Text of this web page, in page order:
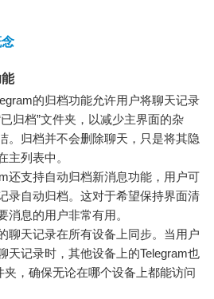
的归档功能允许用户将聊天记录
归档”文件夹，以减少主界面的杂
。归档并不会删除聊天，只是将其隐
主列表中。
还支持自动归档新消息功能，用户可
录自动归档。这对于希望保持界面清
消息的用户非常有用。
聊天记录在所有设备上同步。当用户
天记录时，其他设备上的Telegram也
夹，确保无论在哪个设备上都能访问